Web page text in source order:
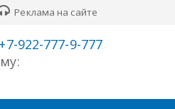
Реклама на сайте
+7-922-777-9-777